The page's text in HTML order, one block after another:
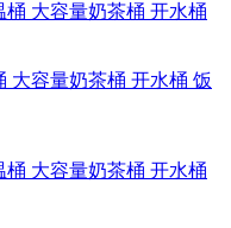
大容量奶茶桶 开水桶 饭